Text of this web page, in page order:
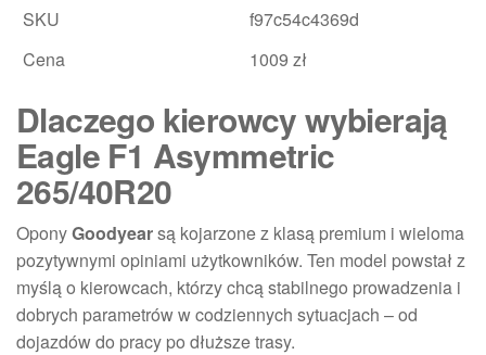
SKU
f97c54c4369d
Cena
1009 zł
Dlaczego kierowcy wybierają
Eagle F1 Asymmetric
265/40R20
OponyGoodyearsą kojarzone z klasą premium i wieloma
pozytywnymi opiniami użytkowników. Ten model powstał z
myślą o kierowcach, którzy chcą stabilnego prowadzenia i
dobrych parametrów w codziennych sytuacjach – od
dojazdów do pracy po dłuższe trasy.